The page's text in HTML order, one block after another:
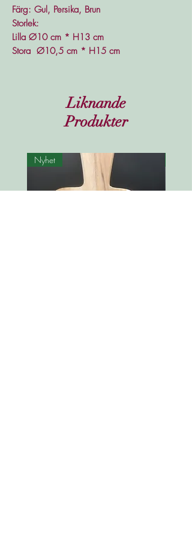
Färg: Gul, Persika, Brun
Storlek:
Lilla Ø10 cm * H13 cm
Stora Ø10,5 cm * H15 cm
Liknande
Produkter
Nyhet